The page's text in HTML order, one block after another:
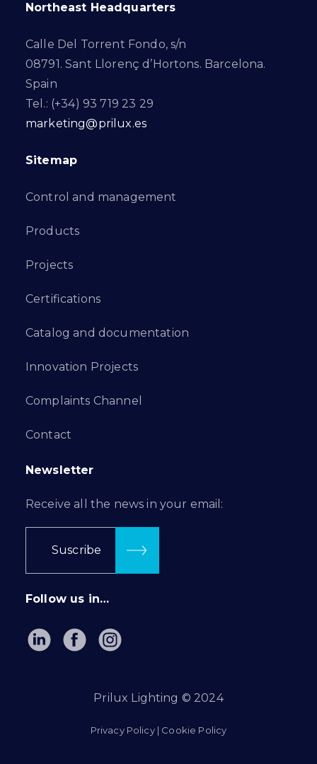
Northeast Headquarters
Calle Del Torrent Fondo, s/n
08791. Sant Llorenç d’Hortons. Barcelona.
Spain
Tel.: (+34) 93 719 23 29
marketing@prilux.es
Sitemap
Control and management
Products
Projects
Certifications
Catalog and documentation
Innovation Projects
Complaints Channel
Contact
Newsletter
Receive all the news in your email:
Suscribe
Follow us in…
Prilux Lighting © 2024
Privacy Policy| Cookie Policy